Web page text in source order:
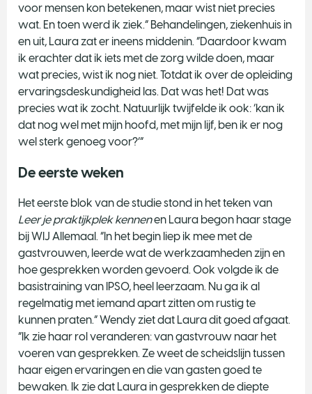
voor mensen kon betekenen, maar wist niet precies
wat. En toen werd ik ziek.” Behandelingen, ziekenhuis in
en uit, Laura zat er ineens middenin. “Daardoor kwam
ik erachter dat ik iets met de zorg wilde doen, maar
wat precies, wist ik nog niet. Totdat ik over de opleiding
ervaringsdeskundigheid las. Dat was het! Dat was
precies wat ik zocht. Natuurlijk twijfelde ik ook: ‘kan ik
dat nog wel met mijn hoofd, met mijn lijf, ben ik er nog
wel sterk genoeg voor?’”
De eerste weken
Het eerste blok van de studie stond in het teken van
Leer je praktijkplek kennenen Laura begon haar stage
bij WIJ Allemaal. “In het begin liep ik mee met de
gastvrouwen, leerde wat de werkzaamheden zijn en
hoe gesprekken worden gevoerd. Ook volgde ik de
basistraining van IPSO, heel leerzaam. Nu ga ik al
regelmatig met iemand apart zitten om rustig te
kunnen praten.” Wendy ziet dat Laura dit goed afgaat.
“Ik zie haar rol veranderen: van gastvrouw naar het
voeren van gesprekken. Ze weet de scheidslijn tussen
haar eigen ervaringen en die van gasten goed te
bewaken. Ik zie dat Laura in gesprekken de diepte